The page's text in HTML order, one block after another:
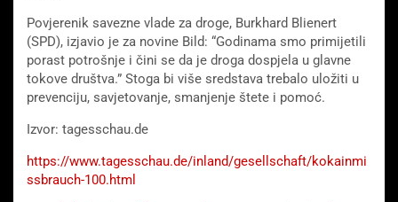
Povjerenik savezne vlade za droge, Burkhard Blienert
(SPD), izjavio je za novine Bild: “Godinama smo primijetili
porast potrošnje i čini se da je droga dospjela u glavne
tokove društva.” Stoga bi više sredstava trebalo uložiti u
prevenciju, savjetovanje, smanjenje štete i pomoć.
Izvor: tagesschau.de
https://www.tagesschau.de/inland/gesellschaft/kokainmi
ssbrauch-100.html